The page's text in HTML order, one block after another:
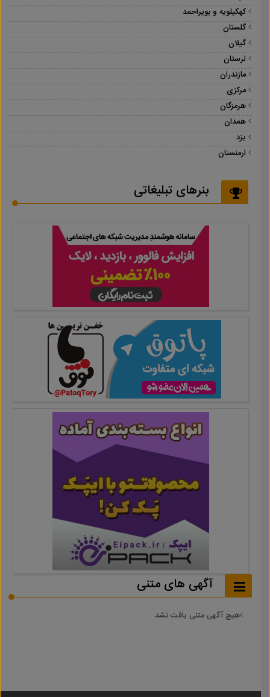
کهکیلویه و بویراحمد
گلستان
گیلان
لرستان
مازندران
مرکزی
هرمزگان
همدان
یزد
ارمنستان
بنرهای تبلیغاتی
آگهی های متنی
هیچ آگهی متنی یافت نشد